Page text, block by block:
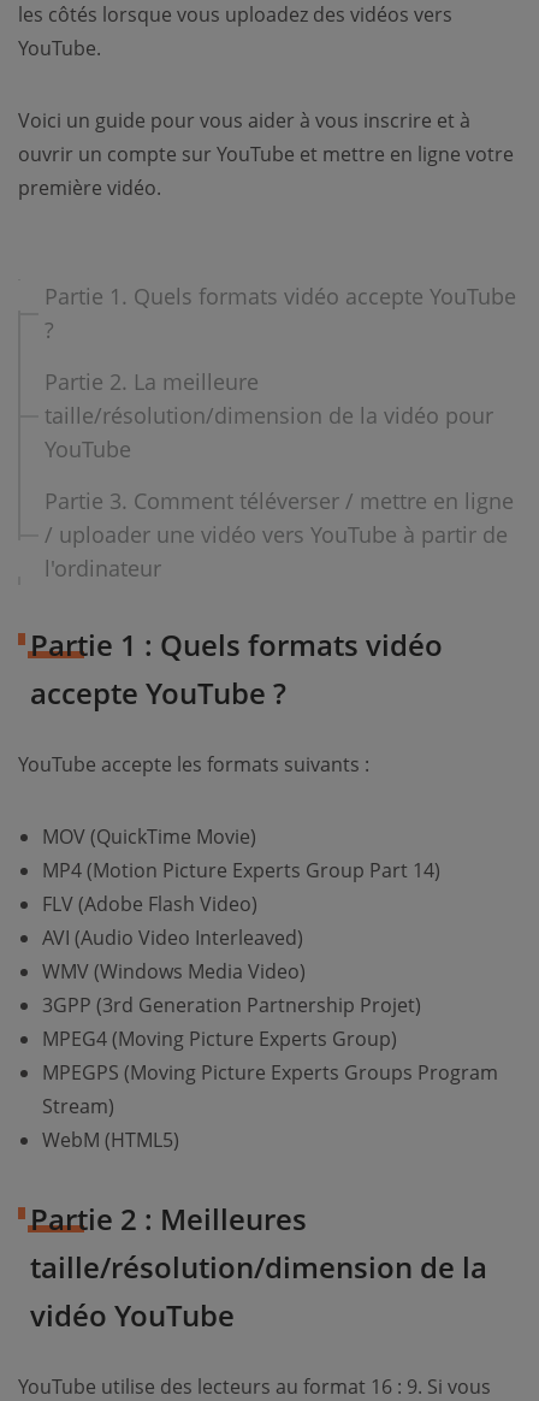
les côtés lorsque vous uploadez des vidéos vers
YouTube.
Voici un guide pour vous aider à vous inscrire et à
ouvrir un compte sur YouTube et mettre en ligne votre
première vidéo.
Partie 1. Quels formats vidéo accepte YouTube
?
Partie 2. La meilleure
taille/résolution/dimension de la vidéo pour
YouTube
Partie 3. Comment téléverser / mettre en ligne
/ uploader une vidéo vers YouTube à partir de
l'ordinateur
Partie 1 : Quels formats vidéo
accepte YouTube ?
YouTube accepte les formats suivants :
MOV (QuickTime Movie)
MP4 (Motion Picture Experts Group Part 14)
FLV (Adobe Flash Video)
AVI (Audio Video Interleaved)
WMV (Windows Media Video)
3GPP (3rd Generation Partnership Projet)
MPEG4 (Moving Picture Experts Group)
MPEGPS (Moving Picture Experts Groups Program
Stream)
WebM (HTML5)
Partie 2 : Meilleures
taille/résolution/dimension de la
vidéo YouTube
YouTube utilise des lecteurs au format 16 : 9. Si vous